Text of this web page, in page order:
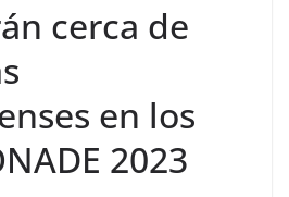
cerca de
en los
2023